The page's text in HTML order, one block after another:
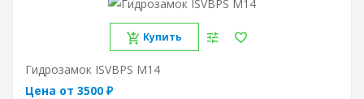
Купить
Гидрозамок ISVBPS M14
Цена от 3500 ₽